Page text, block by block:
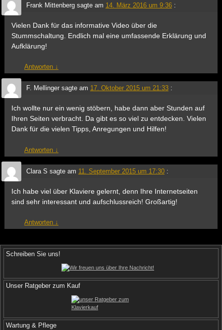
Frank Mittenbergsagte am 14. März 2016 um 9:36 :
Vielen Dank für das informative Video über die
Stummschaltung. Endlich mal eine umfassende Erklärung und
Aufklärung!
Antworten ↓
F. Mellingersagte am 17. Oktober 2015 um 21:33 :
Ich wollte nur ein wenig stöbern, habe dann aber Stunden auf
Ihren Seiten verbracht. Da gibt es so viel zu entdecken. Vielen
Dank für die vielen Tipps, Anregungen und Hilfen!
Antworten ↓
Clara S sagte am 11. September 2015 um 17:30 :
Ich habe viel über Klaviere gelernt, denn Ihre Internetseiten
sind sehr interessant und aufschlussreich! Großartig!
Antworten ↓
Schreiben Sie uns!
Unser Ratgeber zum Kauf
Wartung & Pflege